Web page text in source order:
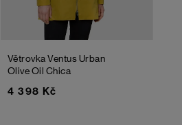
Větrovka Ventus Urban
Olive Oil Chica
4 398 Kč